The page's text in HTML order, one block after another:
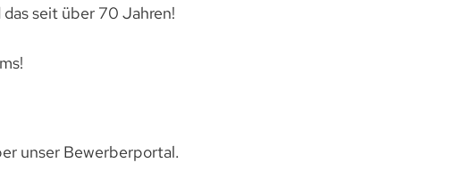
seit über 70 Jahren!
unser Bewerberportal.